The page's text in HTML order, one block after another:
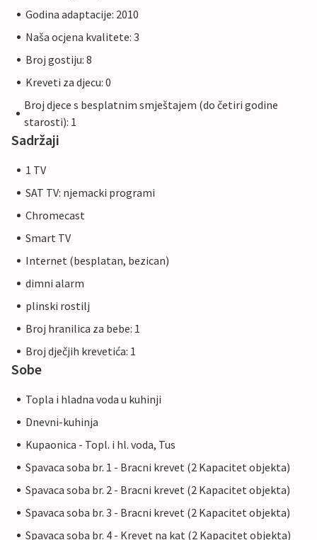
Godina adaptacije: 2010
Naša ocjena kvalitete: 3
Broj gostiju: 8
Kreveti za djecu: 0
Broj djece s besplatnim smještajem (do četiri godine
starosti): 1
Sadržaji
1 TV
SAT TV: njemacki programi
Chromecast
Smart TV
Internet (besplatan, bezican)
dimni alarm
plinski rostilj
Broj hranilica za bebe: 1
Broj dječjih krevetića: 1
Sobe
Topla i hladna voda u kuhinji
Dnevni-kuhinja
Kupaonica - Topl. i hl. voda, Tus
Spavaca soba br. 1 - Bracni krevet (2 Kapacitet objekta)
Spavaca soba br. 2 - Bracni krevet (2 Kapacitet objekta)
Spavaca soba br. 3 - Bracni krevet (2 Kapacitet objekta)
Spavaca soba br. 4 - Krevet na kat (2 Kapacitet objekta)